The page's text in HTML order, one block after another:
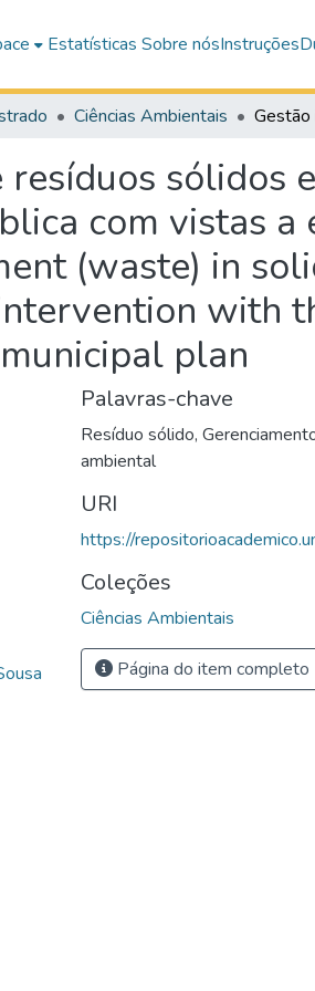
Estatísticas Sobre nósInstruções
Ciências Ambientais
sólidos
com vistas
(waste) in
with
plan
Palavras-chave
Resíduo sólido,
ambiental
URI
https://
Coleções
Ciências Ambientais
Página do item completo